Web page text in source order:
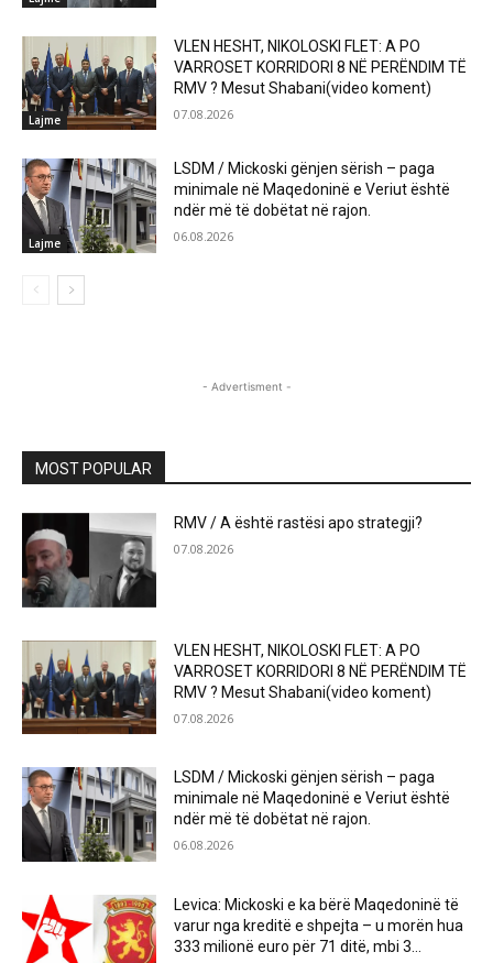
Lajme
VLEN HESHT, NIKOLOSKI FLET: A PO
VARROSET KORRIDORI 8 NË PERËNDIM TË
RMV ? Mesut Shabani(video koment)
07.08.2026
Lajme
LSDM / Mickoski gënjen sërish – paga
minimale në Maqedoninë e Veriut është
ndër më të dobëtat në rajon.
06.08.2026
- Advertisment -
MOST POPULAR
RMV / A është rastësi apo strategji?
07.08.2026
VLEN HESHT, NIKOLOSKI FLET: A PO
VARROSET KORRIDORI 8 NË PERËNDIM TË
RMV ? Mesut Shabani(video koment)
07.08.2026
LSDM / Mickoski gënjen sërish – paga
minimale në Maqedoninë e Veriut është
ndër më të dobëtat në rajon.
06.08.2026
Levica: Mickoski e ka bërë Maqedoninë të
varur nga kreditë e shpejta – u morën hua
333 milionë euro për 71 ditë, mbi 3...